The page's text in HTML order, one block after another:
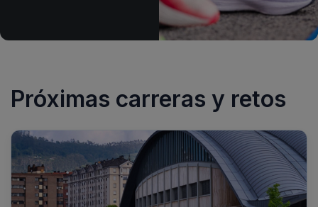
Próximas carreras y retos